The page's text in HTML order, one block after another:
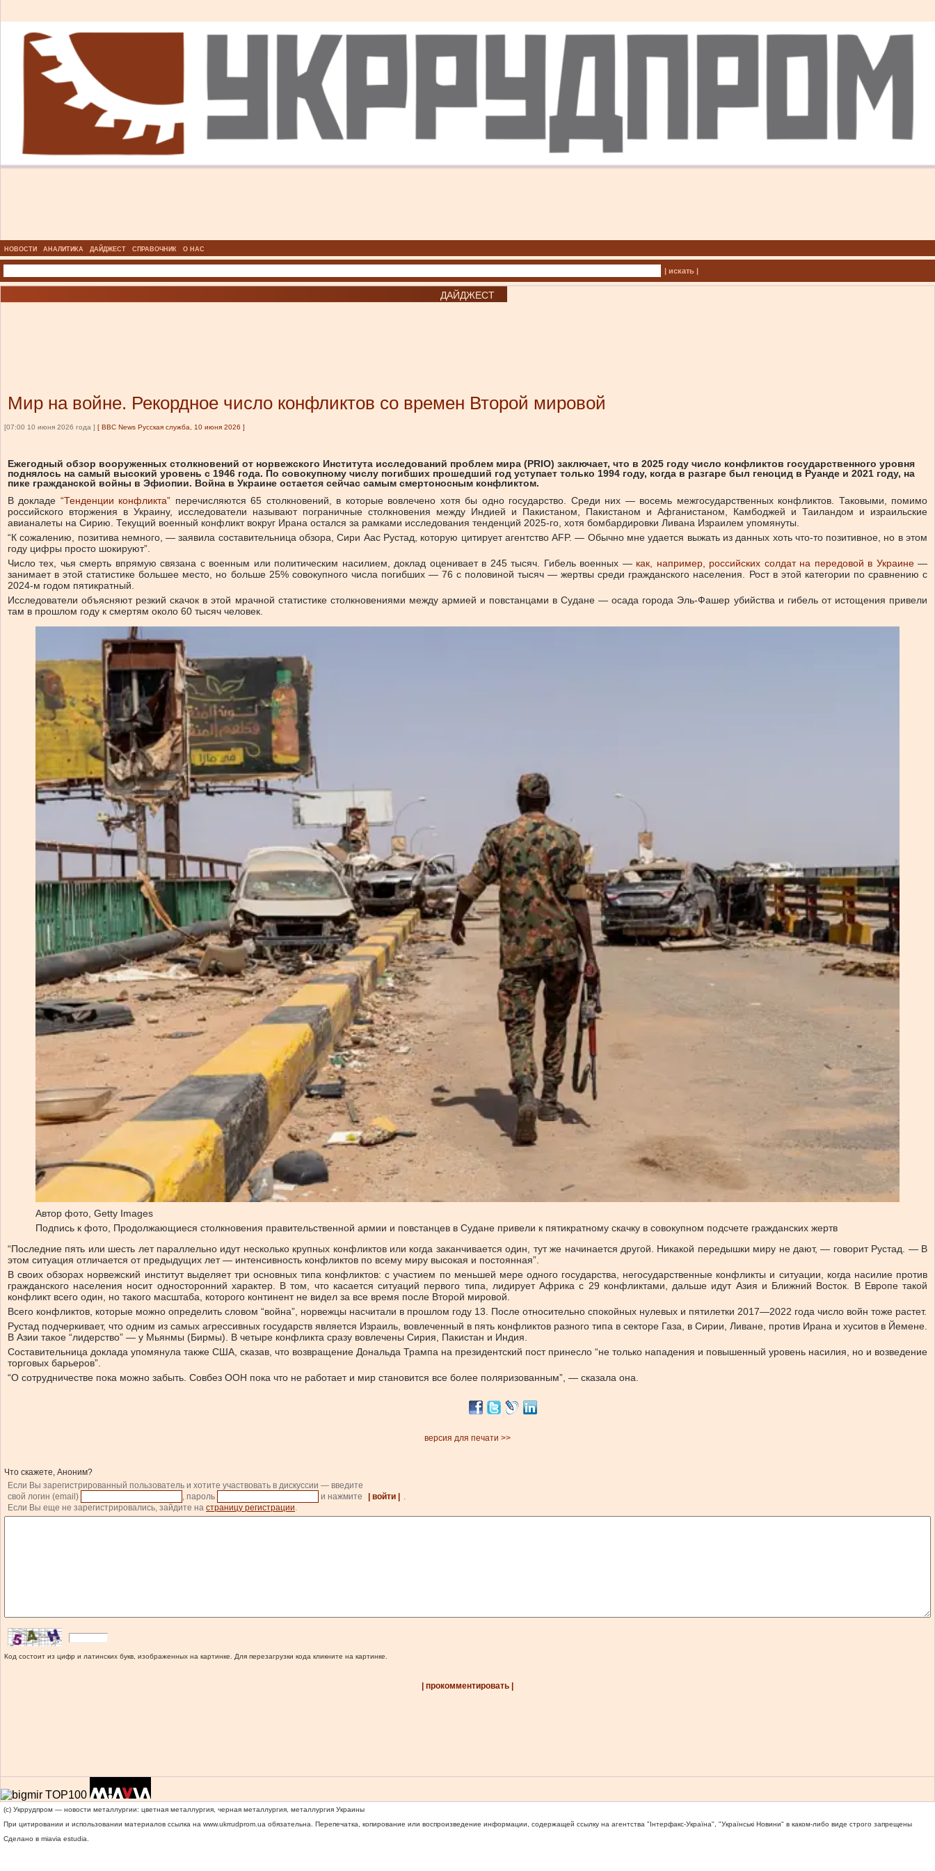
НОВОСТИ АНАЛИТИКА ДАЙДЖЕСТ СПРАВОЧНИК О НАС
| искать |
ДАЙДЖЕСТ
Мир на войне. Рекордное число конфликтов со времен Второй мировой
[07:00 10 июня 2026 года ] [ BBC News Русская служба, 10 июня 2026 ]
Ежегодный обзор вооруженных столкновений от норвежского Института исследований проблем мира (PRIO) заключает, что в 2025 году число конфликтов государственного уровня
поднялось на самый высокий уровень с 1946 года. По совокупному числу погибших прошедший год уступает только 1994 году, когда в разгаре был геноцид в Руанде и 2021 году, на
пике гражданской войны в Эфиопии. Война в Украине остается сейчас самым смертоносным конфликтом.
В докладе “Тенденции конфликта” перечисляются 65 столкновений, в которые вовлечено хотя бы одно государство. Среди них — восемь межгосударственных конфликтов. Таковыми, помимо
российского вторжения в Украину, исследователи называют пограничные столкновения между Индией и Пакистаном, Пакистаном и Афганистаном, Камбоджей и Таиландом и израильские
авианалеты на Сирию. Текущий военный конфликт вокруг Ирана остался за рамками исследования тенденций 2025-го, хотя бомбардировки Ливана Израилем упомянуты.
“К сожалению, позитива немного, — заявила составительница обзора, Сири Аас Рустад, которую цитирует агентство AFP. — Обычно мне удается выжать из данных хоть что-то позитивное, но в этом
году цифры просто шокируют”.
Число тех, чья смерть впрямую связана с военным или политическим насилием, доклад оценивает в 245 тысяч. Гибель военных — как, например, российских солдат на передовой в Украине—
занимает в этой статистике большее место, но больше 25% совокупного числа погибших — 76 с половиной тысяч — жертвы среди гражданского населения. Рост в этой категории по сравнению с
2024-м годом пятикратный.
Исследователи объясняют резкий скачок в этой мрачной статистике столкновениями между армией и повстанцами в Судане — осада города Эль-Фашер убийства и гибель от истощения привели
там в прошлом году к смертям около 60 тысяч человек.
Автор фото, Getty Images
Подпись к фото, Продолжающиеся столкновения правительственной армии и повстанцев в Судане привели к пятикратному скачку в совокупном подсчете гражданских жертв
“Последние пять или шесть лет параллельно идут несколько крупных конфликтов или когда заканчивается один, тут же начинается другой. Никакой передышки миру не дают, — говорит Рустад. — В
этом ситуация отличается от предыдущих лет — интенсивность конфликтов по всему миру высокая и постоянная”.
В своих обзорах норвежский институт выделяет три основных типа конфликтов: с участием по меньшей мере одного государства, негосударственные конфликты и ситуации, когда насилие против
гражданского населения носит односторонний характер. В том, что касается ситуаций первого типа, лидирует Африка с 29 конфликтами, дальше идут Азия и Ближний Восток. В Европе такой
конфликт всего один, но такого масштаба, которого континент не видел за все время после Второй мировой.
Всего конфликтов, которые можно определить словом “война”, норвежцы насчитали в прошлом году 13. После относительно спокойных нулевых и пятилетки 2017—2022 года число войн тоже растет.
Рустад подчеркивает, что одним из самых агрессивных государств является Израиль, вовлеченный в пять конфликтов разного типа в секторе Газа, в Сирии, Ливане, против Ирана и хуситов в Йемене.
В Азии такое “лидерство” — у Мьянмы (Бирмы). В четыре конфликта сразу вовлечены Сирия, Пакистан и Индия.
Составительница доклада упомянула также США, сказав, что возвращение Дональда Трампа на президентский пост принесло “не только нападения и повышенный уровень насилия, но и возведение
торговых барьеров”.
“О сотрудничестве пока можно забыть. Совбез ООН пока что не работает и мир становится все более поляризованным”, — сказала она.
версия для печати >>
Что скажете, Аноним?
Если Вы зарегистрированный пользователь и хотите участвовать в дискуссии — введите
свой логин (email)
, пароль и нажмите | войти |
.
Если Вы еще не зарегистрировались, зайдите на страницу регистрации.
Код состоит из цифр и латинских букв, изображенных на картинке. Для перезагрузки кода кликните на картинке.
| прокомментировать |
(c) Укррудпром — новости металлургии: цветная металлургия, черная металлургия, металлургия Украины
При цитировании и использовании материалов ссылка на www.ukrrudprom.ua обязательна. Перепечатка, копирование или воспроизведение информации, содержащей ссылку на агентства "Iнтерфакс-Україна", "Українськi Новини" в каком-либо виде строго запрещены
Сделано в miavia estudia.